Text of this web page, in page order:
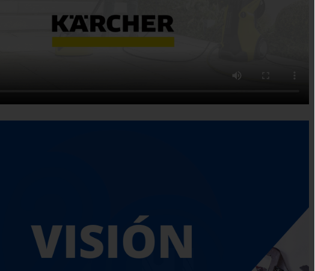
INDUSTRIALES S.A.S. Seguiremos manteniéndonos
y regional como empresa líder, generando confianza
clientes y fortaleciéndonos en suministros de herramientas